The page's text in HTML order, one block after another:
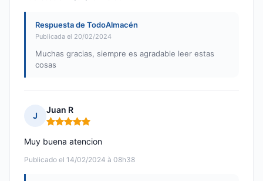
Respuesta de TodoAlmacén
Publicada el 20/02/2024
Muchas gracias, siempre es agradable leer estas
cosas
J
Juan R
Nota: 5 de 5
Publicado el 14/02/2024 à 08h38
Muy buena atencion